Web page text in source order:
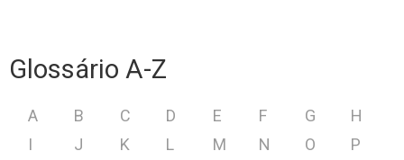
Glossário A-Z
A B C D E F G
H
I
J K L M N O
P